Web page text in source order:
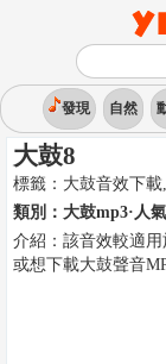
發現 自然
大鼓8
標籤： 大鼓音效下
類別： 大鼓mp3·人
介紹： 該音效較適
或想下載大鼓聲音